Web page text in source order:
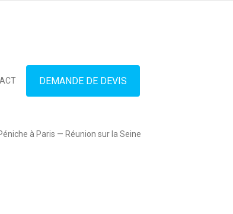
DEMANDE DE DEVIS
à Paris — Réunion sur la Seine